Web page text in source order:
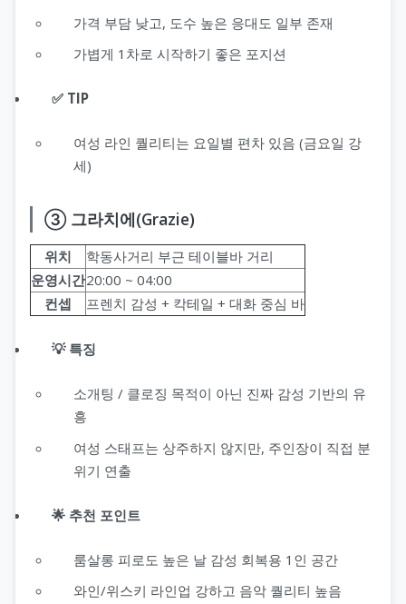
가격 부담 낮고, 도수 높은 응대도 일부 존재
가볍게 1차로 시작하기 좋은 포지션
✅ TIP
여성 라인 퀄리티는 요일별 편차 있음 (금요일 강
세)
③ 그라치에(Grazie)
위치
학동사거리 부근 테이블바 거리
운영시간20:00 ~ 04:00
컨셉
프렌치 감성 + 칵테일 + 대화 중심 바
💡 특징
소개팅 / 클로징 목적이 아닌 진짜 감성 기반의 유
흥
여성 스태프는 상주하지 않지만, 주인장이 직접 분
위기 연출
🌟 추천 포인트
룸살롱 피로도 높은 날 감성 회복용 1인 공간
와인/위스키 라인업 강하고 음악 퀄리티 높음